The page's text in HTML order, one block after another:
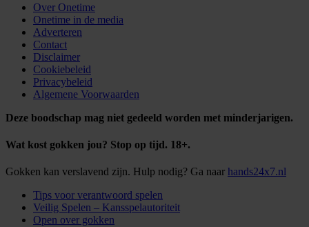
Over Onetime
Onetime in de media
Adverteren
Contact
Disclaimer
Cookiebeleid
Privacybeleid
Algemene Voorwaarden
Deze boodschap mag niet gedeeld worden met minderjarigen.
Wat kost gokken jou? Stop op tijd. 18+.
Gokken kan verslavend zijn. Hulp nodig? Ga naar hands24x7.nl
Tips voor verantwoord spelen
Veilig Spelen – Kansspelautoriteit
Open over gokken